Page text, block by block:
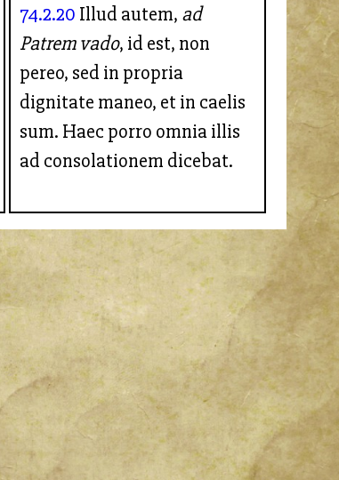
74.2.20 Illud autem, ad
Patrem vado, id est, non
pereo, sed in propria
dignitate maneo, et in caelis
sum. Haec porro omnia illis
ad consolationem dicebat.